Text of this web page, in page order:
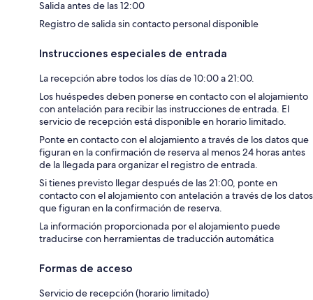
Salida antes de las 12:00
Registro de salida sin contacto personal disponible
Instrucciones especiales de entrada
La recepción abre todos los días de 10:00 a 21:00.
Los huéspedes deben ponerse en contacto con el alojamiento
con antelación para recibir las instrucciones de entrada. El
servicio de recepción está disponible en horario limitado.
Ponte en contacto con el alojamiento a través de los datos que
figuran en la confirmación de reserva al menos 24 horas antes
de la llegada para organizar el registro de entrada.
Si tienes previsto llegar después de las 21:00, ponte en
contacto con el alojamiento con antelación a través de los datos
que figuran en la confirmación de reserva.
La información proporcionada por el alojamiento puede
traducirse con herramientas de traducción automática
Formas de acceso
Servicio de recepción (horario limitado)